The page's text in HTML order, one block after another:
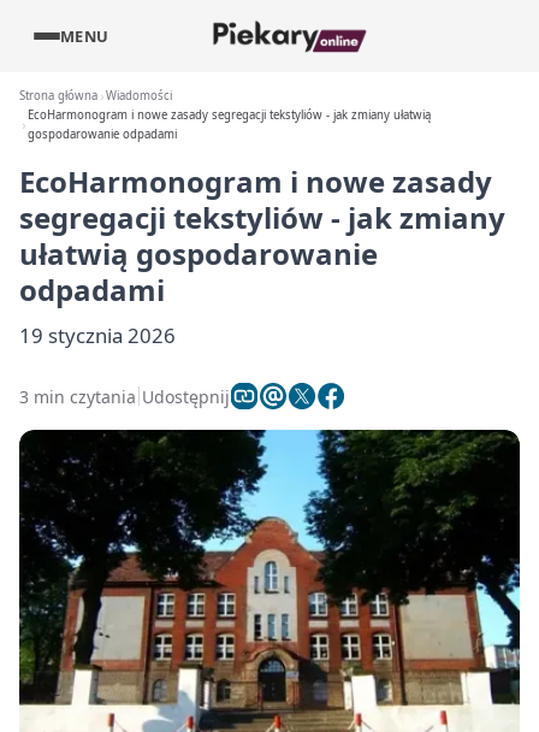
MENU
Strona główna Wiadomości
EcoHarmonogram i nowe zasady segregacji tekstyliów - jak zmiany ułatwią
gospodarowanie odpadami
EcoHarmonogram i nowe zasady
segregacji tekstyliów - jak zmiany
ułatwią gospodarowanie
odpadami
19 stycznia 2026
3 min czytania Udostępnij